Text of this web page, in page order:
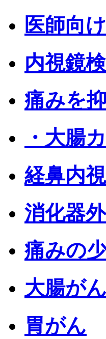
医師向
内視鏡
痛みを
・大腸
経鼻内
消化器
痛みの
大腸が
胃がん